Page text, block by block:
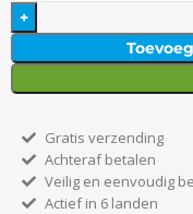
Gratis verzending
Achteraf betalen
Veilig en eenvoudig
Actief in 6 landen